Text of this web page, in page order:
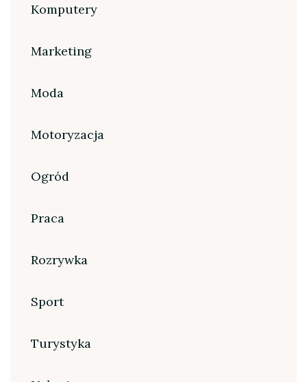
Komputery
Marketing
Moda
Motoryzacja
Ogród
Praca
Rozrywka
Sport
Turystyka